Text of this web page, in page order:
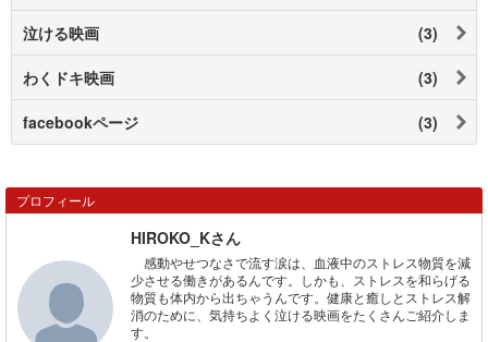
泣ける映画 (3)
わくドキ映画 (3)
facebookページ (3)
プロフィール
HIROKO_Kさん
感動やせつなさで流す涙は、血液中のストレス物質を減
少させる働きがあるんです。しかも、ストレスを和らげる
物質も体内から出ちゃうんです。健康と癒しとストレス解
消のために、気持ちよく泣ける映画をたくさんご紹介しま
す。